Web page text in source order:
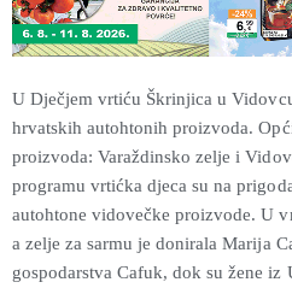
U Dječjem vrtiću Škrinjica u
hrvatskih autohtonih proizvoda.
proizvoda: Varaždinsko zelje i
programu vrtićka djeca su na
autohtone vidovečke proizvode. U
a zelje za sarmu je donirala Marija
gospodarstva Cafuk, dok su žene iz